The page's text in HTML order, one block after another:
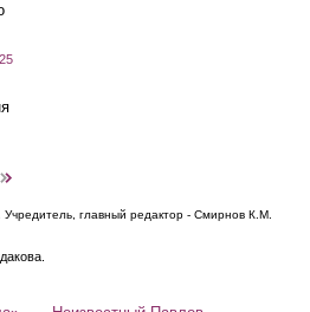
Учредитель, главный редактор - Смирнов К.М.